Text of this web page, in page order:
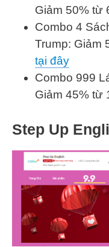
Giảm 50% từ
Combo 4
Trump: Giảm
tại đây
Combo 999
Giảm 45% từ
Step Up